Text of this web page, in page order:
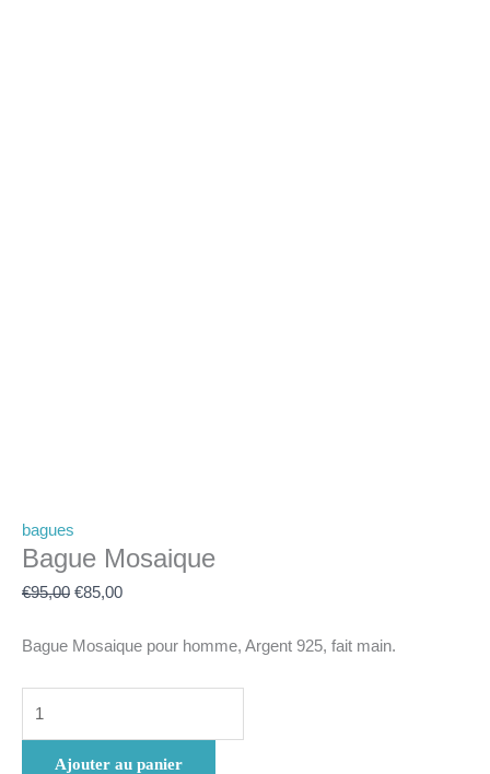
bagues
Bague Mosaique
€95,00 €85,00
Bague Mosaique pour homme, Argent 925, fait main.
Ajouter au panier